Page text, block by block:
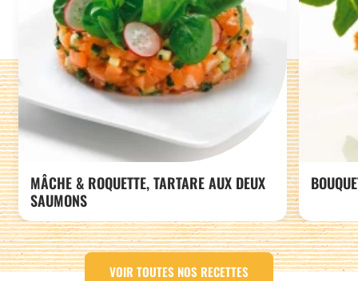
MÂCHE & ROQUETTE, TARTARE AUX DEUX
SAUMONS
VOIR TOUTES NOS RECETTES